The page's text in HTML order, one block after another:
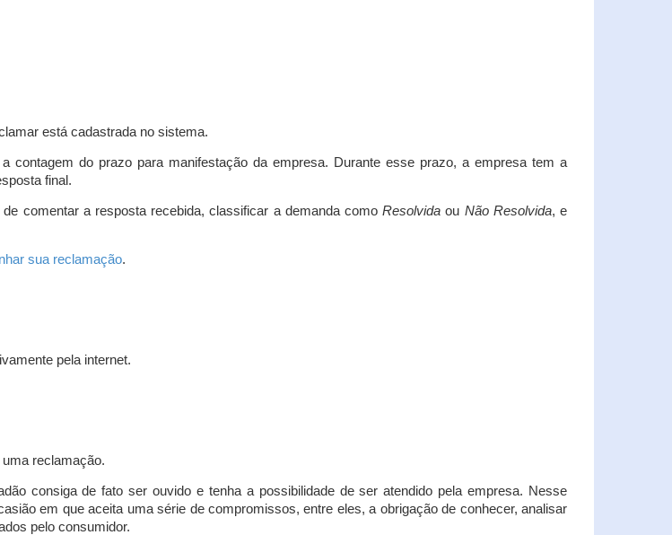
está cadastrada no sistema.
do prazo para manifestação da empresa. Durante esse prazo, a empresa tem a
final.
comentar a resposta recebida, classificar a demanda comoResolvida ou Não Resolvida, e
sua reclamação.
pela internet.
reclamação.
consiga de fato ser ouvido e tenha a possibilidade de ser atendido pela empresa. Nesse
em que aceita uma série de compromissos, entre eles, a obrigação de conhecer, analisar
pelo consumidor.